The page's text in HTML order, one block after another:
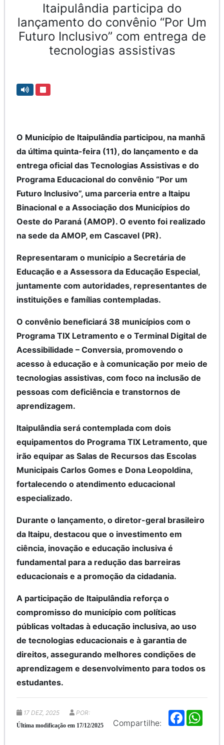
Itaipulândia participa do
lançamento do convênio “Por Um
Futuro Inclusivo” com entrega de
tecnologias assistivas
O Município de Itaipulândia participou, na manhã
da última quinta-feira (11), do lançamento e da
entrega oficial das Tecnologias Assistivas e do
Programa Educacional do convênio “Por um
Futuro Inclusivo”, uma parceria entre a Itaipu
Binacional e a Associação dos Municípios do
Oeste do Paraná (AMOP). O evento foi realizado
na sede da AMOP, em Cascavel (PR).
Representaram o município a Secretária de
Educação e a Assessora da Educação Especial,
juntamente com autoridades, representantes de
instituições e famílias contempladas.
O convênio beneficiará 38 municípios com o
Programa TIX Letramento e o Terminal Digital de
Acessibilidade – Conversia, promovendo o
acesso à educação e à comunicação por meio de
tecnologias assistivas, com foco na inclusão de
pessoas com deficiência e transtornos de
aprendizagem.
Itaipulândia será contemplada com dois
equipamentos do Programa TIX Letramento, que
irão equipar as Salas de Recursos das Escolas
Municipais Carlos Gomes e Dona Leopoldina,
fortalecendo o atendimento educacional
especializado.
Durante o lançamento, o diretor-geral brasileiro
da Itaipu, destacou que o investimento em
ciência, inovação e educação inclusiva é
fundamental para a redução das barreiras
educacionais e a promoção da cidadania.
A participação de Itaipulândia reforça o
compromisso do município com políticas
públicas voltadas à educação inclusiva, ao uso
de tecnologias educacionais e à garantia de
direitos, assegurando melhores condições de
aprendizagem e desenvolvimento para todos os
estudantes.
Compartilhe:
F
a
17 DEZ, 2025 POR:
Última modificação em 17/12/2025